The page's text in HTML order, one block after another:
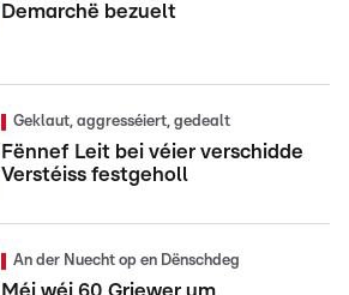
Demarchë bezuelt
Geklaut, aggresséiert, gedealt
Fënnef Leit bei véier verschidde
Verstéiss festgeholl
An der Nuecht op en Dënschdeg
Méi wéi 60 Griewer um